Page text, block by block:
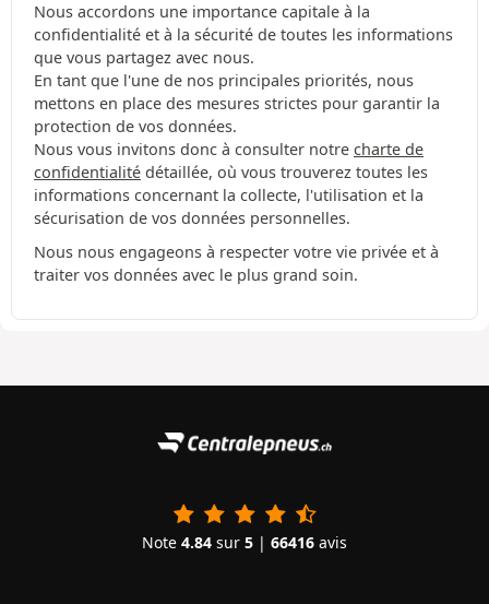
Nous accordons une importance capitale à la
confidentialité et à la sécurité de toutes les informations
que vous partagez avec nous.
En tant que l'une de nos principales priorités, nous
mettons en place des mesures strictes pour garantir la
protection de vos données.
Nous vous invitons donc à consulter notre charte de
confidentialité détaillée, où vous trouverez toutes les
informations concernant la collecte, l'utilisation et la
sécurisation de vos données personnelles.
Nous nous engageons à respecter votre vie privée et à
traiter vos données avec le plus grand soin.
Note 4.84 sur 5 | 66416 avis